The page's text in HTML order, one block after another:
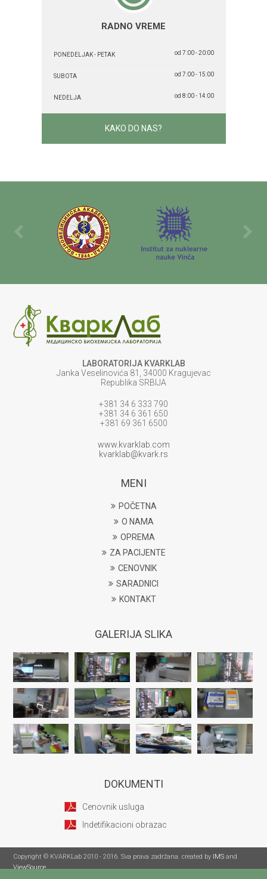
RADNO VREME
PONEDELJAK - PETAK od 7:00 - 20:00
SUBOTA od 7:00 - 15:00
NEDELJA od 8:00 - 14:00
KAKO DO NAS?
LABORATORIJA KVARKLAB
Janka Veselinovića 81, 34000 Kragujevac
Republika SRBIJA
+381 34 6 333 790
+381 34 6 361 650
+381 69 361 6500
www.kvarklab.com
kvarklab@kvark.rs
MENI
POČETNA
O NAMA
OPREMA
ZA PACIJENTE
CENOVNIK
SARADNICI
KONTAKT
GALERIJA SLIKA
DOKUMENTI
Cenovnik usluga
Indetifikacioni obrazac
Copyright © KVARKLab 2010 - 2016. Sva prava zadržana. created by IMS and
ViewSource